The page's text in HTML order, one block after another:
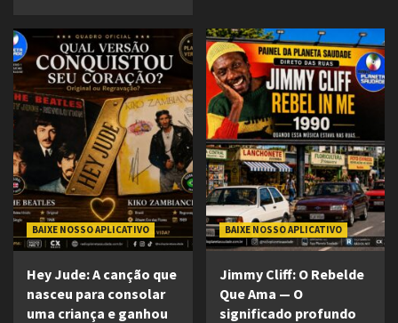
BAIXE NOSSO APLICATIVO
Hey Jude: A canção que
nasceu para consolar
uma criança e ganhou
BAIXE NOSSO APLICATIVO
Jimmy Cliff: O Rebelde
Que Ama — O
significado profundo